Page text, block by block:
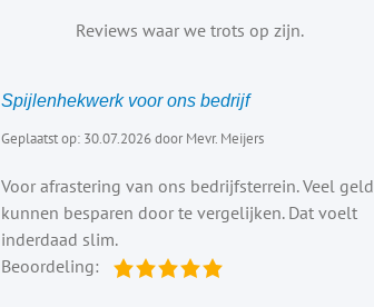
Reviews waar we trots op zijn.
Spijlenhekwerk voor ons bedrijf
Geplaatst op: 30.07.2026 door Mevr. Meijers
Voor afrastering van ons bedrijfsterrein. Veel geld
kunnen besparen door te vergelijken. Dat voelt
inderdaad slim.
Beoordeling: